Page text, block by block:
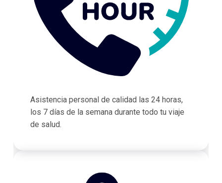
Asistencia personal de calidad las 24 horas,
los 7 días de la semana durante todo tu viaje
de salud.